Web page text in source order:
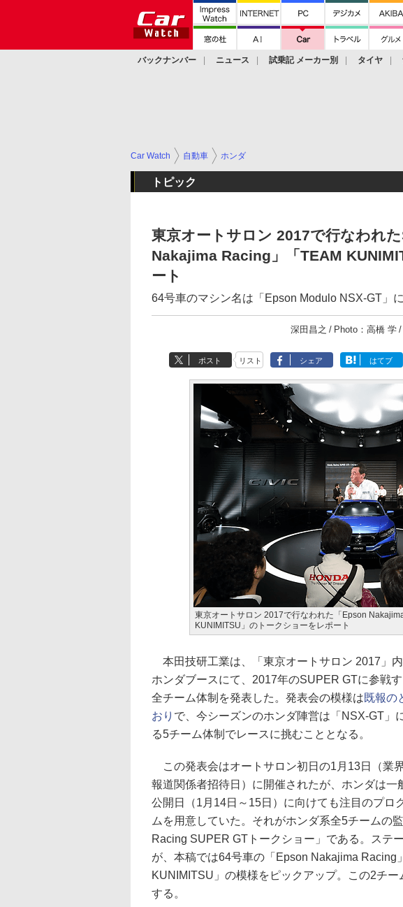
バックナンバー ニュース 試乗記 メーカー別 タイヤ
Car Watch 自動車 ホンダ
トピック
東京オートサロン 2017で行なわれ
Nakajima Racing」「TEAM
ート
64号車のマシン名は「Epson Modulo NSX-GT」
深田昌之 Photo：高橋 学
ポスト リスト シェア はてブ
東京オートサロン 2017で行なわれた「Epson
KUNIMITSU」のトークショーをレポート
本田技研工業は、「東京オートサロン 2017」
ホンダブースにて、2017年のSUPER GTに参戦す
全チーム体制を発表した。発表会の模様は既報の
おり で、今シーズンのホンダ陣営は「NSX-GT」
る5チーム体制でレースに挑むこととなる。
この発表会はオートサロン初日の1月13日（業
報道関係者招待日）に開催されたが、ホンダは一
公開日（1月14日～15日）に向けても注目のプロ
ムを用意していた。それがホンダ系全5チームの
Racing SUPER GTトークショー」である。ステ
が、本稿では64号車の「Epson Nakajima Racing
KUNIMITSU」の模様をピックアップ。この2チー
する。